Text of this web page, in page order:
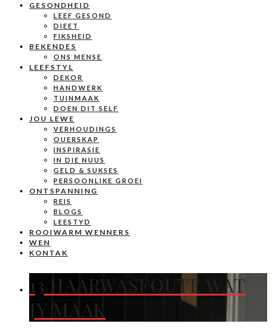
GESONDHEID
LEEF GESOND
DIEET
FIKSHEID
BEKENDES
ONS MENSE
LEEFSTYL
DEKOR
HANDWERK
TUINMAAK
DOEN DIT SELF
JOU LEWE
VERHOUDINGS
OUERSKAP
INSPIRASIE
IN DIE NUUS
GELD & SUKSES
PERSOONLIKE GROEI
ONTSPANNING
REIS
BLOGS
LEESTYD
ROOIWARM WENNERS
WEN
KONTAK
13 HAARWASFOUTE WAT
JY MAAK